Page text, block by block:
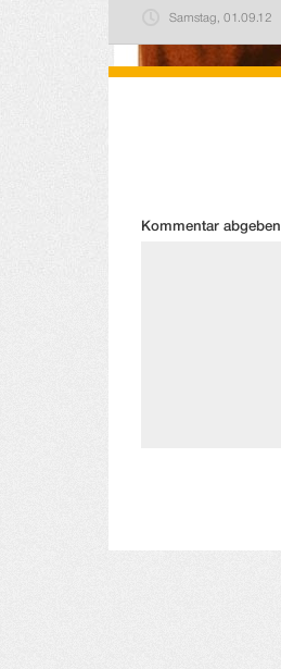
Samstag, 01.09.12
Kommentar abgeben